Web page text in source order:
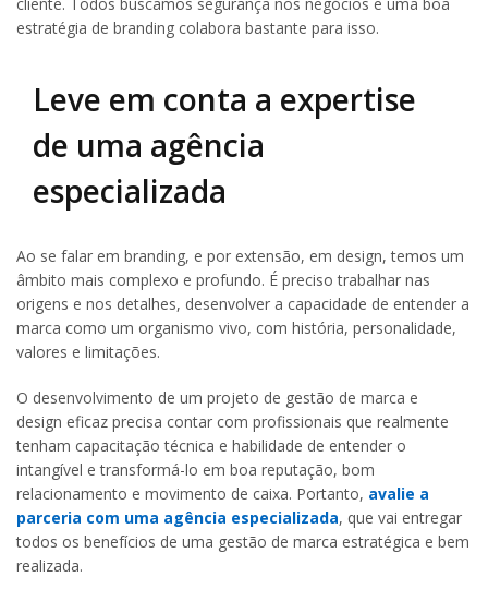
estratégia de branding colabora bastante para isso.
Leve em conta a expertise
de uma agência
especializada
Ao se falar em branding, e por extensão, em design, temos um
âmbito mais complexo e profundo. É preciso trabalhar nas
origens e nos detalhes, desenvolver a capacidade de entender a
marca como um organismo vivo, com história, personalidade,
valores e limitações.
O desenvolvimento de um projeto de gestão de marca e
design eficaz precisa contar com profissionais que realmente
tenham capacitação técnica e habilidade de entender o
intangível e transformá-lo em boa reputação, bom
relacionamento e movimento de caixa. Portanto, avalie a
parceria com uma agência especializada, que vai entregar
todos os benefícios de uma gestão de marca estratégica e bem
realizada.